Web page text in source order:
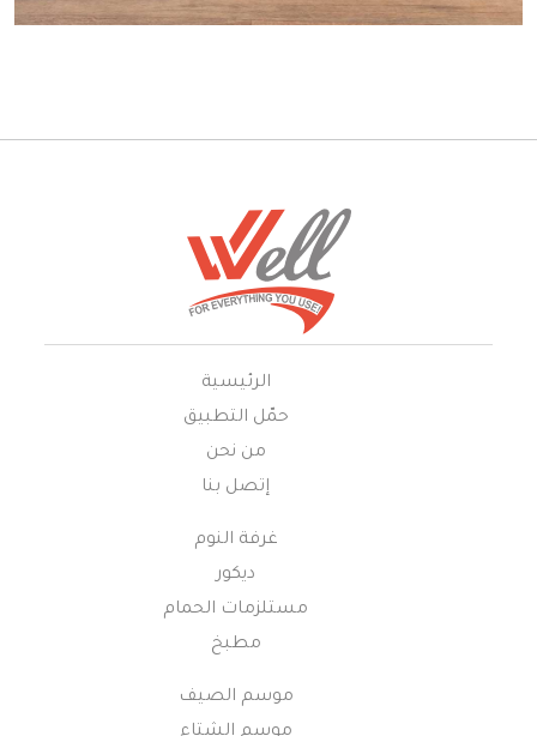
الرئيسية
حمّل التطبيق
من نحن
إتصل بنا
غرفة النوم
ديكور
مستلزمات الحمام
مطبخ
موسم الصيف
موسم الشتاء